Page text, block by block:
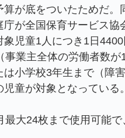
算が底をついたためだ
庁が全国保育サービス
象児童1人につき1日
事業主全体の労働者数
は小学校3年生まで（障
児童が対象となっている
大24枚まで使用可能